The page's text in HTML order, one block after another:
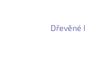
Dřevěné